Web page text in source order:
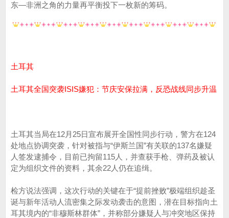
东—非洲之角的力量再平衡投下一枚新的筹码。
土耳其
土耳其全国突袭ISIS嫌犯：节庆安保拉满，反恐战线同步升温
土耳其当局在12月25日宣布展开全国性同步行动，警方在124
处地点协调突袭，针对被指与“伊斯兰国”有关联的137名嫌疑
人签发逮捕令，目前已拘留115人，并查获手枪、弹药及被认
定为组织文件的资料，其余22人仍在追缉。
检方说法强调，这次行动的关键在于“提前挫败”极端组织趁圣
诞与新年活动人流密集之际发动袭击的意图，潜在目标指向土
耳其境内的“非穆斯林群体”，并称部分嫌疑人与冲突地区保持